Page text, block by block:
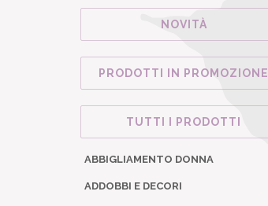
NOVITÀ
PRODOTTI IN PROMOZIONE
TUTTI I PRODOTTI
ABBIGLIAMENTO DONNA
ADDOBBI E DECORI